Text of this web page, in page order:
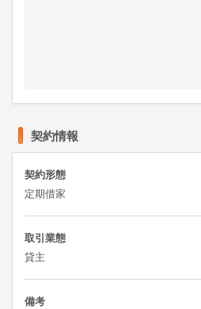
契約情報
契約形態
定期借家
取引業態
貸主
備考